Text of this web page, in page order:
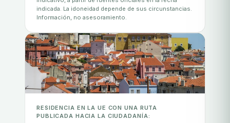
indicada. La idoneidad depende de sus circunstancias.
Información, no asesoramiento.
RESIDENCIA EN LA UE CON UNA RUTA
PUBLICADA HACIA LA CIUDADANÍA: